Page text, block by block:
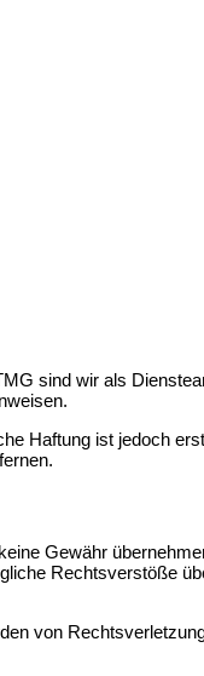
sind wir als
Haftung ist jedoch
Gewähr
Rechtsverstöße
von